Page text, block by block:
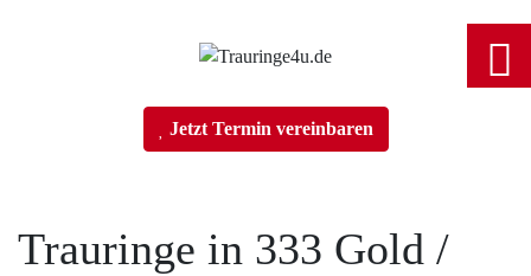
Jetzt Termin vereinbaren
Trauringe in 333 Gold /
Home
Verlobungsringe